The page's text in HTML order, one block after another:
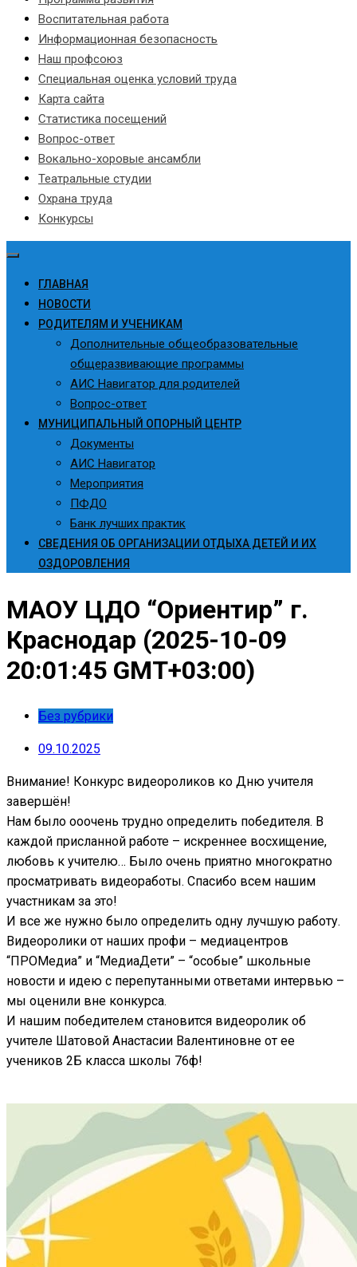
Воспитательная работа
Информационная безопасность
Наш профсоюз
Специальная оценка условий труда
Карта сайта
Статистика посещений
Вопрос-ответ
Вокально-хоровые ансамбли
Театральные студии
Охрана труда
Конкурсы
ГЛАВНАЯ
НОВОСТИ
РОДИТЕЛЯМ И УЧЕНИКАМ
Дополнительные общеобразовательные
общеразвивающие программы
АИС Навигатор для родителей
Вопрос-ответ
МУНИЦИПАЛЬНЫЙ ОПОРНЫЙ ЦЕНТР
Документы
АИС Навигатор
Мероприятия
ПФДО
Банк лучших практик
СВЕДЕНИЯ ОБ ОРГАНИЗАЦИИ ОТДЫХА ДЕТЕЙ И ИХ
ОЗДОРОВЛЕНИЯ
МАОУ ЦДО “Ориентир” г.
Краснодар (2025-10-09
20:01:45 GMT+03:00)
Без рубрики
09.10.2025
Внимание! Конкурс видеороликов ко Дню учителя
завершён!
Нам было ооочень трудно определить победителя. В
каждой присланной работе – искреннее восхищение,
любовь к учителю… Было очень приятно многократно
просматривать видеоработы. Спасибо всем нашим
участникам за это!
И все же нужно было определить одну лучшую работу.
Видеоролики от наших профи – медиацентров
“ПРОМедиа” и “МедиаДети” – “особые” школьные
новости и идею с перепутанными ответами интервью –
мы оценили вне конкурса.
И нашим победителем становится видеоролик об
учителе Шатовой Анастасии Валентиновне от ее
учеников 2Б класса школы 76ф!